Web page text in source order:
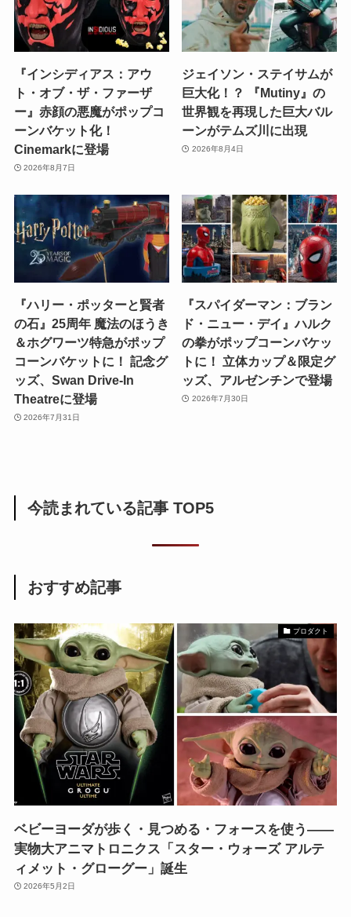
『インシディアス：アウ
ト・オブ・ザ・ファーザ
ー』赤顔の悪魔がポップコ
ーンバケット化！
Cinemarkに登場
2026年8月7日
ジェイソン・ステイサムが
巨大化！？ 『Mutiny』の
世界観を再現した巨大バル
ーンがテムズ川に出現
2026年8月4日
『ハリー・ポッターと賢者
の石』25周年 魔法のほうき
＆ホグワーツ特急がポップ
コーンバケットに！ 記念グ
ッズ、Swan Drive-In
Theatreに登場
2026年7月31日
『スパイダーマン：ブラン
ド・ニュー・デイ』ハルク
の拳がポップコーンバケッ
トに！ 立体カップ＆限定グ
ッズ、アルゼンチンで登場
2026年7月30日
今読まれている記事 TOP5
おすすめ記事
プロダクト
ベビーヨーダが歩く・見つめる・フォースを使う——
実物大アニマトロニクス「スター・ウォーズ アルテ
ィメット・グローグー」誕生
2026年5月2日